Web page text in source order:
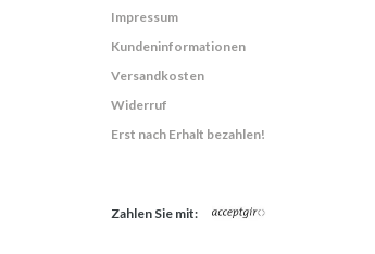
Impressum
Kundeninformationen
Versandkosten
Widerruf
Erst nach Erhalt bezahlen!
Zahlen Sie mit: